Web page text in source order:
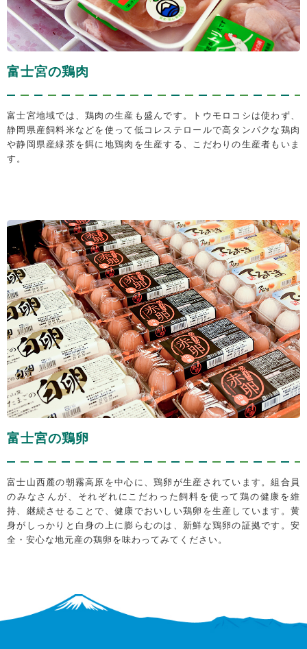
富士宮の鶏肉
富士宮地域では、鶏肉の生産も盛んです。トウモロコシは使わず、
静岡県産飼料米などを使って低コレステロールで高タンパクな鶏肉
や静岡県産緑茶を餌に地鶏肉を生産する、こだわりの生産者もいま
す。
富士宮の鶏卵
富士山西麓の朝霧高原を中心に、鶏卵が生産されています。組合員
のみなさんが、それぞれにこだわった飼料を使って鶏の健康を維
持、継続させることで、健康でおいしい鶏卵を生産しています。黄
身がしっかりと白身の上に膨らむのは、新鮮な鶏卵の証拠です。安
全・安心な地元産の鶏卵を味わってみてください。